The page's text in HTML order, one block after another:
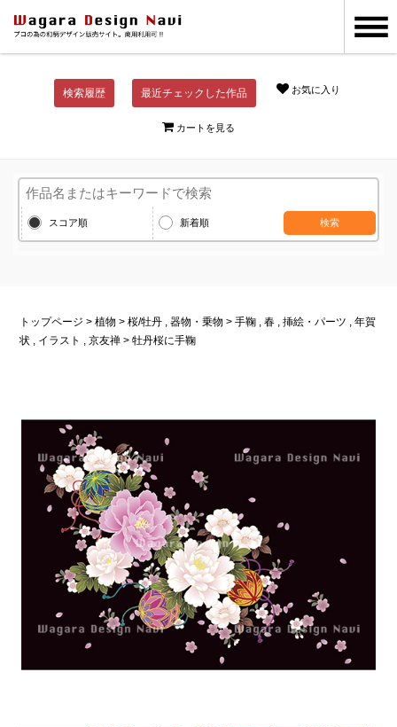
検索履歴 最近チェックした作品 お気に入り
カートを見る
スコア順 新着順 検索
トップページ >植物 >桜/牡丹 ,器物・乗物 >手鞠 ,春 ,挿絵・パーツ ,年賀
状 , イラスト ,京友禅 > 牡丹桜に手鞠